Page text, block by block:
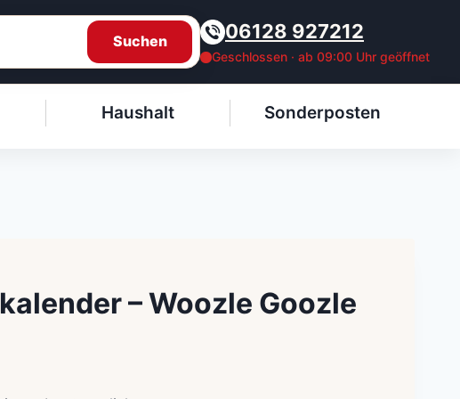
Suchen 06128 927212
Geschlossen · ab 09:00 Uhr geöffnet
Haushalt Sonderposten
– Woozle Goozle